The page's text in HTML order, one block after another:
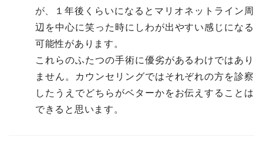
が、
１年後くらいになるとマリオネットライン周
辺を中心に笑った時にしわが出やすい感じになる
可能性があります。
これらのふたつの手術に優劣があるわけではあり
ません。カウンセリングではそれぞれの方を診察
したうえでどちらがベターかをお伝えすることは
できると思います。